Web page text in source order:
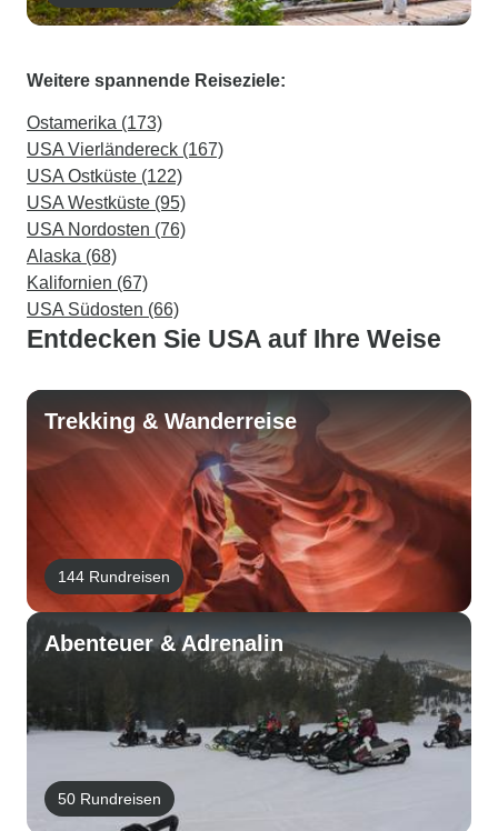
Weitere spannende Reiseziele:
Ostamerika (173)
USA Vierländereck (167)
USA Ostküste (122)
USA Westküste (95)
USA Nordosten (76)
Alaska (68)
Kalifornien (67)
USA Südosten (66)
Entdecken Sie USA auf Ihre Weise
Trekking & Wanderreise
144 Rundreisen
Abenteuer & Adrenalin
50 Rundreisen